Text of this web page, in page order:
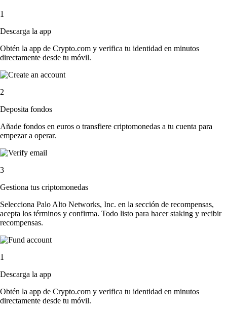
1
Descarga la app
Obtén la app de Crypto.com y verifica tu identidad en minutos
directamente desde tu móvil.
2
Deposita fondos
Añade fondos en euros o transfiere criptomonedas a tu cuenta para
empezar a operar.
3
Gestiona tus criptomonedas
Selecciona Palo Alto Networks, Inc. en la sección de recompensas,
acepta los términos y confirma. Todo listo para hacer staking y recibir
recompensas.
1
Descarga la app
Obtén la app de Crypto.com y verifica tu identidad en minutos
directamente desde tu móvil.